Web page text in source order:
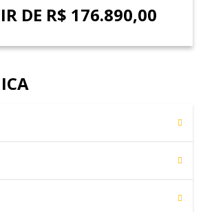
DE R$ 176.890,00